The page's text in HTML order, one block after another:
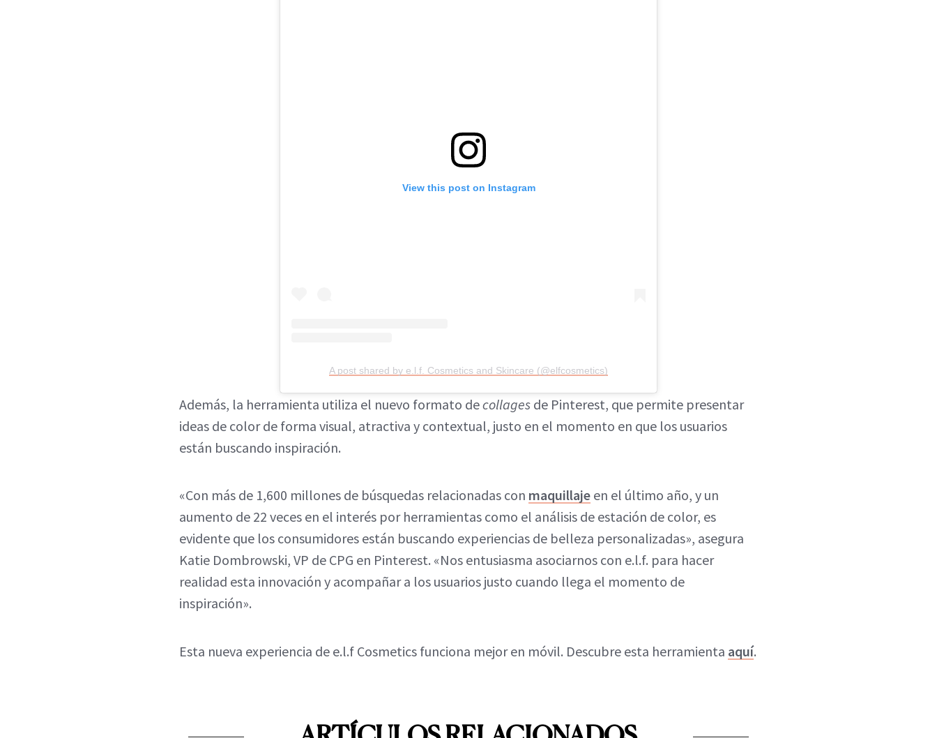
View this post on Instagram
A post shared by e.l.f. Cosmetics and Skincare (@elfcosmetics)
Además, la herramienta utiliza el nuevo formato decollages de Pinterest, que permite presentar
ideas de color de forma visual, atractiva y contextual, justo en el momento en que los usuarios
están buscando inspiración.
«Con más de 1,600 millones de búsquedas relacionadas con maquillaje en el último año, y un
aumento de 22 veces en el interés por herramientas como el análisis de estación de color, es
evidente que los consumidores están buscando experiencias de belleza personalizadas», asegura
Katie Dombrowski, VP de CPG en Pinterest. «Nos entusiasma asociarnos con e.l.f. para hacer
realidad esta innovación y acompañar a los usuarios justo cuando llega el momento de
inspiración».
Esta nueva experiencia de e.l.f Cosmetics funciona mejor en móvil. Descubre esta herramienta aquí.